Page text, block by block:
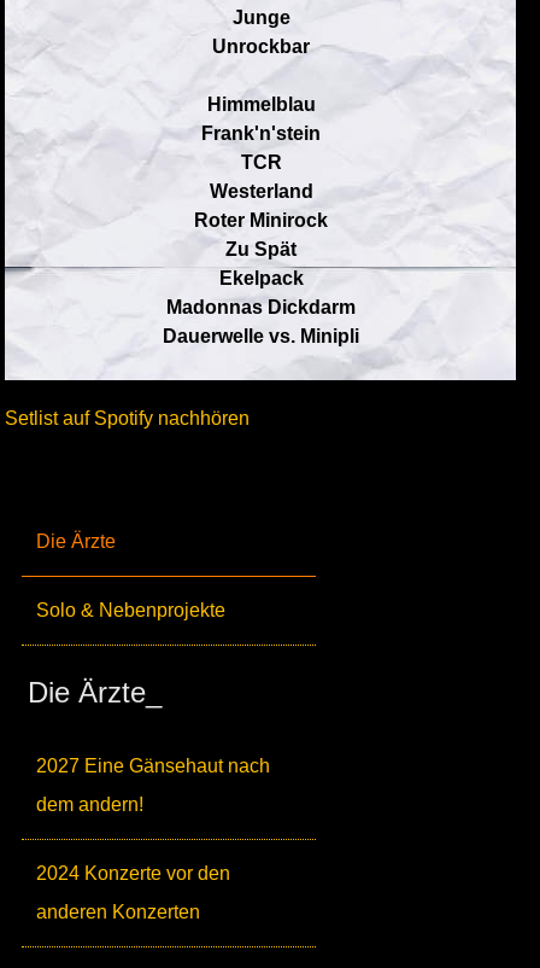
Die Ärzte
Solo & Nebenprojekte
Die Ärzte_
2027 Eine Gänsehaut nach
dem andern!
2024 Konzerte vor den
anderen Konzerten
Junge
Unrockbar
Himmelblau
Frank'n'stein
TCR
Westerland
Roter Minirock
Zu Spät
Ekelpack
Madonnas Dickdarm
Dauerwelle vs. Minipli
Setlist auf Spotify nachhören